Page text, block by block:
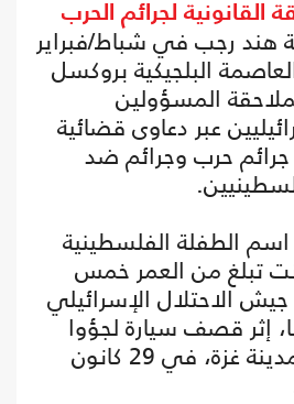
القانونية لجرائم الحرب
رجب في شباط/فبراير
العاصمة البلجيكية بروكسل
المسؤولين
عبر دعاوى قضائية
جرائم حرب وجرائم ضد
الطفلة الفلسطينية
تبلغ من العمر خمس
الاحتلال الإسرائيلي
إثر قصف سيارة لجؤوا
إليها جنوب غربي مدينة غزة، في 29 كانون